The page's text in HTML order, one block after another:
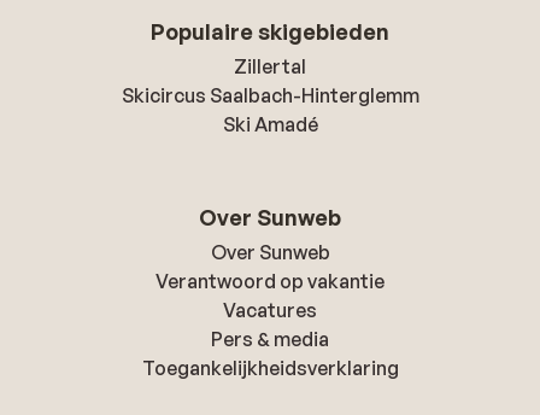
Populaire skigebieden
Zillertal
Skicircus Saalbach-Hinterglemm
Ski Amadé
Over Sunweb
Over Sunweb
Verantwoord op vakantie
Vacatures
Pers & media
Toegankelijkheidsverklaring